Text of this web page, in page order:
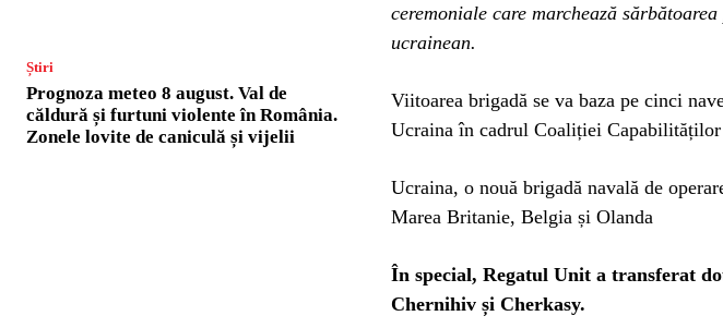
Știri
Prognoza meteo 8 august. Val de
căldură și furtuni violente în România.
Zonele lovite de caniculă și vijelii
ceremoniale care marchează
ucrainean.
Viitoarea brigadă se va baza pe cinci
Ucraina în cadrul Coaliției
Ucraina, o nouă brigadă navală de
Marea Britanie, Belgia și Olanda
În special, Regatul Unit a transferat
Chernihiv și Cherkasy.